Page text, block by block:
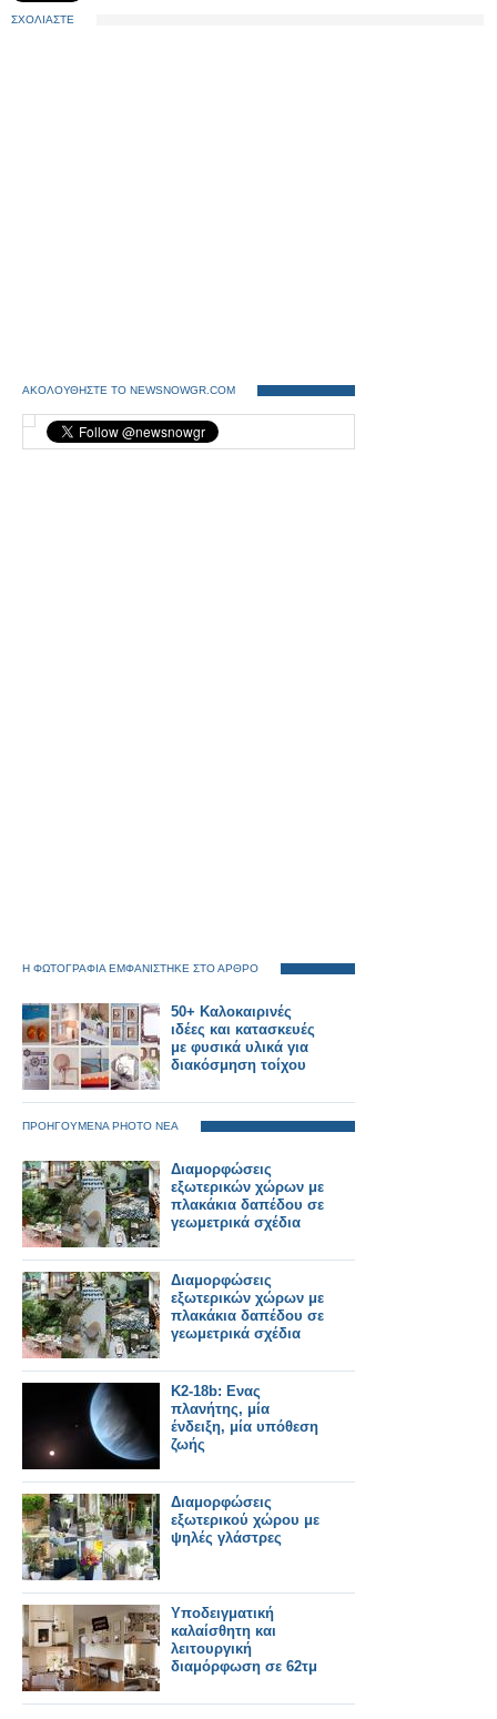
ΣΧΟΛΙΑΣΤΕ
ΑΚΟΛΟΥΘΗΣΤΕ ΤΟ NEWSNOWGR.COM
Η ΦΩΤΟΓΡΑΦΙΑ ΕΜΦΑΝΙΣΤΗΚΕ ΣΤΟ ΑΡΘΡΟ
50+ Καλοκαιρινές
ιδέες και κατασκευές
με φυσικά υλικά για
διακόσμηση τοίχου
ΠΡΟΗΓΟΥΜΕΝΑ PHOTO ΝΕΑ
Διαμορφώσεις
εξωτερικών χώρων με
πλακάκια δαπέδου σε
γεωμετρικά σχέδια
Διαμορφώσεις
εξωτερικών χώρων με
πλακάκια δαπέδου σε
γεωμετρικά σχέδια
K2-18b: Ενας
πλανήτης, μία
ένδειξη, μία υπόθεση
ζωής
Διαμορφώσεις
εξωτερικού χώρου με
ψηλές γλάστρες
Υποδειγματική
καλαίσθητη και
λειτουργική
διαμόρφωση σε 62τμ